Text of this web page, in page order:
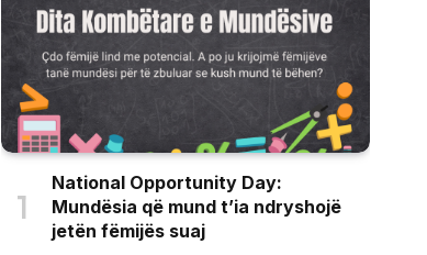
National Opportunity Day:
Mundësia që mund t’ia ndryshojë
jetën fëmijës suaj